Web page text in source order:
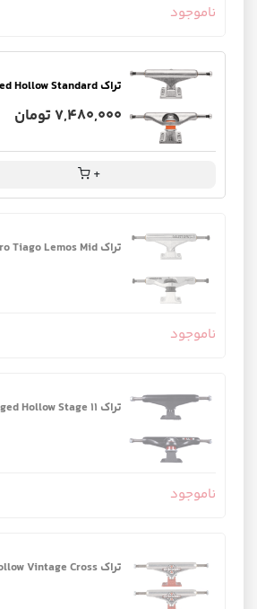
ناموجود
تراک Independent Forged Hollow Standard
7,480,000 تومان
+
تراک Independent Pro Tiago Lemos Mid
ناموجود
تراک Independent Forged Hollow Stage 11
ناموجود
تراک Forged Hollow Vintage Cross